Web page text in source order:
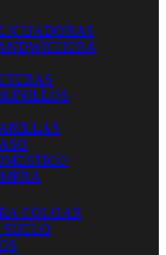
COLGAR